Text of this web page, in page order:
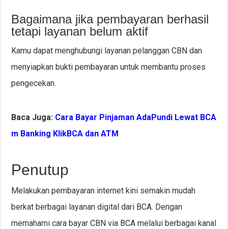
Bagaimana jika pembayaran berhasil
tetapi layanan belum aktif
Kamu dapat menghubungi layanan pelanggan CBN dan
menyiapkan bukti pembayaran untuk membantu proses
pengecekan.
Baca Juga: Cara Bayar Pinjaman AdaPundi Lewat BCA
m Banking KlikBCA dan ATM
Penutup
Melakukan pembayaran internet kini semakin mudah
berkat berbagai layanan digital dari BCA. Dengan
memahami cara bayar CBN via BCA melalui berbagai kanal